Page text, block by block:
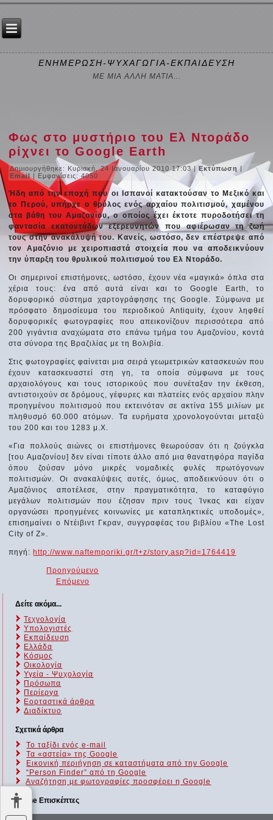
ΕΝΗΜΕΡΩΣΗ-ΨΥΧΑΓΩΓΙΑ-ΕΚΠΑΙΔΕΥΣΗ
ΜΕ ΜΙΑ ΑΛΛΗ ΜΑΤΙΑ...
Φως στο μυστήριο του Ελ Ντοράδο
ρίχνει το Google Earth
Δημιουργήθηκε: Κυριακή, 24 Ιανουαρίου 2010 17:03|Εκτύπωση|
Email | Εμφανίσεις: 4050
Ήδη από την εποχή που οι Ισπανοί κατακτούσαν το Μεξικό και
το Περού, υπήρχε ο θρύλος ενός αρχαίου πολιτισμού, χαμένου
στα βάθη του Αμαζονίου, ο οποίος έχει έκτοτε πυροδοτήσει τη
φαντασία εκατοντάδων εξερευνητών που αφιέρωσαν τη ζωή
τους στην ανακάλυψή του. Κανείς, ωστόσο, δεν επέστρεψε από
τον Αμαζόνιο με χειροπιαστά στοιχεία που να αποδεικνύουν
την ύπαρξη του θρυλικού πολιτισμού του Ελ Ντοράδο.
Οι σημερινοί επιστήμονες, ωστόσο, έχουν νέα «μαγικά» όπλα στα
χέρια τους: ένα από αυτά είναι και το Google Earth, το
δορυφορικό σύστημα χαρτογράφησης της Google. Σύμφωνα με
πρόσφατο δημοσίευμα του περιοδικού Antiquity, έχουν ληφθεί
δορυφορικές φωτογραφίες που απεικονίζουν περισσότερα από
200 γιγάντια αναχώματα στο επάνω τμήμα του Αμαζονίου, κοντά
στα σύνορα της Βραζιλίας με τη Βολιβία.
Στις φωτογραφίες φαίνεται μια σειρά γεωμετρικών κατασκευών που
έχουν κατασκευαστεί στη γη, τα οποία σύμφωνα με τους
αρχαιολόγους και τους ιστορικούς που συνέταξαν την έκθεση,
αντιστοιχούν σε δρόμους, γέφυρες και πλατείες ενός αρχαίου πλην
προηγμένου πολιτισμού που εκτεινόταν σε ακτίνα 155 μιλίων με
πληθυσμό 60.000 ατόμων. Τα ευρήματα χρονολογούνται μεταξύ
του 200 και του 1283 μ.Χ.
«Για πολλούς αιώνες οι επιστήμονες θεωρούσαν ότι η ζούγκλα
[του Αμαζονίου] δεν είναι τίποτε άλλο από μια θανατηφόρα παγίδα
όπου ζούσαν μόνο μικρές νομαδικές φυλές πρωτόγονων
πολιτισμών. Οι ανακαλύψεις αυτές, όμως, αποδεικνύουν ότι ο
Αμαζόνιος αποτέλεσε, στην πραγματικότητα, το καταφύγιο
μεγάλων πολιτισμών που έζησαν πριν τους Ίνκας και είχαν
οργανώσει προηγμένες κοινωνίες με καταπληκτικές υποδομές»,
επισημαίνει ο Ντέιβιντ Γκραν, συγγραφέας του βιβλίου «The Lost
City of Z».
πηγή: http://www.naftemporiki.gr/t+z/story.asp?id=1764419
Προηγούμενο
Επόμενο
Δείτε ακόμα...
Τεχνολογία
Υπολογιστές
Εκπαίδευση
Ελλάδα
Κόσμος
Οικολογία
Υγεία - Ψυχολογία
Πρόσωπα
Περίεργα
Εορταστικά άρθρα
Διαδίκτυο
Σχετικά άρθρα
Το ταξίδι ενός e-mail
Τα «αστεία» της Google
Εικονική περιήγηση σε καταστήματα από την Google
“Person Finder” από τη Google
Αναζήτηση με φωτογραφίες προσφέρει η Google
Online Επισκέπτες